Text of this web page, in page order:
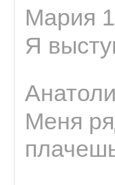
Мария
Я
Меня